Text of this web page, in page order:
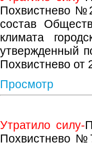
Похвистнево
состав
климата
утвержденный
Похвистнево
Просмотр
Утратило силу-
Похвистнево